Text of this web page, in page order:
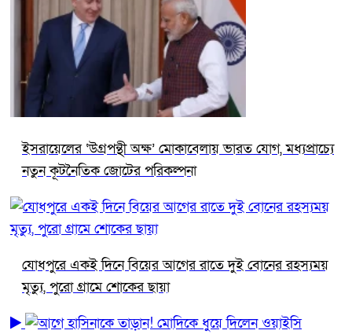
ইসরায়েলের ‘উগ্রপন্থী অক্ষ’ মোকাবেলায় ভারত যোগ, মধ্যপ্রাচ্যে
নতুন কূটনৈতিক জোটের পরিকল্পনা
যোধপুরে একই দিনে বিয়ের আগের রাতে দুই বোনের রহস্যময়
মৃত্যু, পুরো গ্রামে শোকের ছায়া